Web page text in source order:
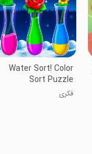
Water Sort! Color
Sort Puzzle
فکری